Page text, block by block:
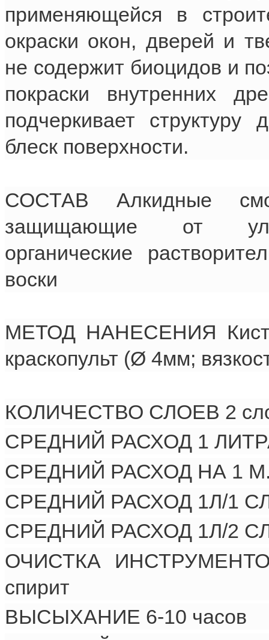
применяющейся в
окраски окон, дверей и
не содержит биоцидов и
покраски внутренних
подчеркивает
блеск поверхности.
СОСТАВ Алкидные
защищающие от
органические
воски
МЕТОД НАНЕСЕНИЯ
краскопульт (Ø 4мм;
КОЛИЧЕСТВО СЛОЕВ 2
СРЕДНИЙ РАСХОД 1
СРЕДНИЙ РАСХОД НА 1
СРЕДНИЙ РАСХОД 1Л/1
СРЕДНИЙ РАСХОД 1Л/2
ОЧИСТКА ИНСТРУМЕНТОВ
спирит
ВЫСЫХАНИЕ 6-10 часов